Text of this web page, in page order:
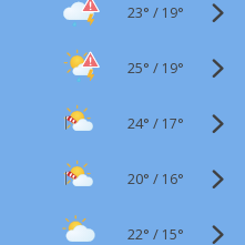
23° / 19°
25° / 19°
24° / 17°
20° / 16°
22° / 15°